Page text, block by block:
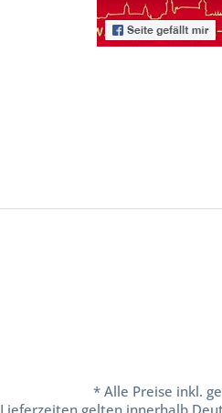
* Alle Preise inkl.